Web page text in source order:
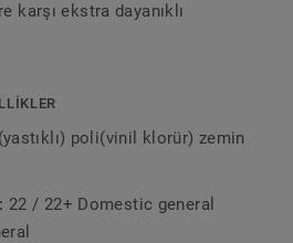
karşı ekstra dayanıklı
poli(vinil klorür) zemin
22 / 22+ Domestic general